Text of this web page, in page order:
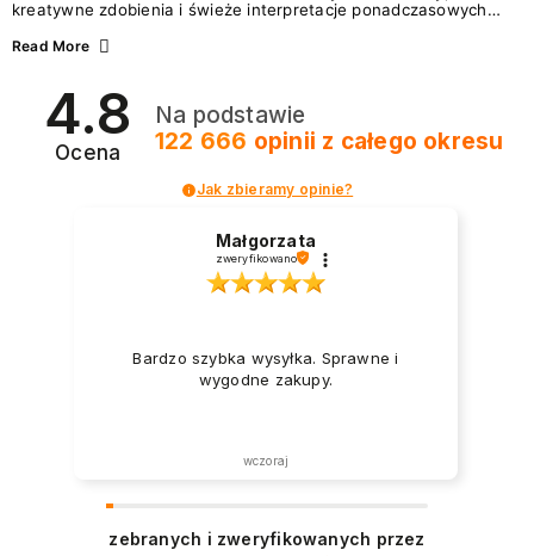
kreatywne zdobienia i świeże interpretacje ponadczasowych
zarówno energetycznych odcieni inspirowanych wakacjami, jak
2026? Znajdź inspirację dla swojego manicure!
Read More
4.8
Ocena
Na podstawie
122 666 opinii z całego okresu
Jak zbieramy opinie?
Małgorzata
zweryfikowano
Bardzo szybka wysyłka. Sprawne i
wygodne zakupy.
wczoraj
zebranych i zweryfikowanych przez